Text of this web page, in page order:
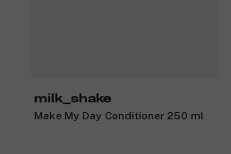
milk_shake
Make My Day Conditioner 250 ml